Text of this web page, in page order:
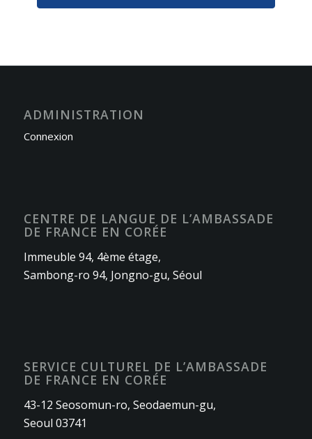
ADMINISTRATION
Connexion
CENTRE DE LANGUE DE L’AMBASSADE
DE FRANCE EN CORÉE
Immeuble 94, 4ème étage,
Sambong-ro 94, Jongno-gu, Séoul
SERVICE CULTUREL DE L’AMBASSADE
DE FRANCE EN CORÉE
43-12 Seosomun-ro, Seodaemun-gu,
Seoul 03741